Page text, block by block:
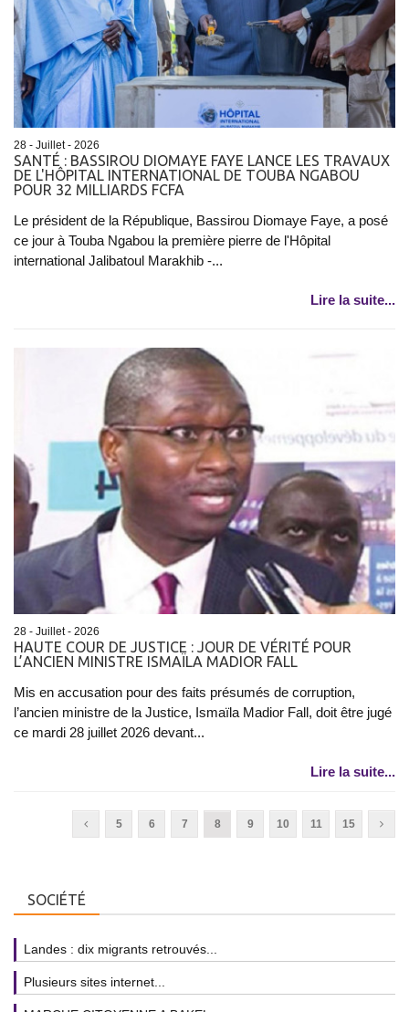
28 - Juillet - 2026
SANTÉ : BASSIROU DIOMAYE FAYE LANCE LES TRAVAUX
DE L'HÔPITAL INTERNATIONAL DE TOUBA NGABOU
POUR 32 MILLIARDS FCFA
Le président de la République, Bassirou Diomaye Faye, a posé
ce jour à Touba Ngabou la première pierre de l'Hôpital
international Jalibatoul Marakhib -...
Lire la suite...
28 - Juillet - 2026
HAUTE COUR DE JUSTICE : JOUR DE VÉRITÉ POUR
L’ANCIEN MINISTRE ISMAÏLA MADIOR FALL
Mis en accusation pour des faits présumés de corruption,
l’ancien ministre de la Justice, Ismaïla Madior Fall, doit être jugé
ce mardi 28 juillet 2026 devant...
Lire la suite...
5 6 7 8 9 10 11 15
SOCIÉTÉ
Landes : dix migrants retrouvés...
Plusieurs sites internet...